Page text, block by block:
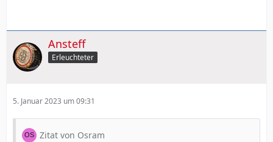
Ansteff
Erleuchteter
5. Januar 2023 um 09:31
Zitat von Osram